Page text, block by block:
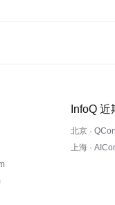
InfoQ 近
北京 ·
上海 ·